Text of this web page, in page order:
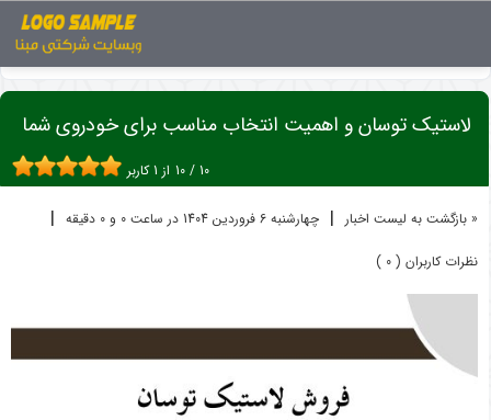
لاستیک توسان و اهمیت انتخاب مناسب برای خ ...
لاستیک توسان و اهمیت انتخاب مناسب برای خودروی شما
10 / 10 از 1کاربر
« بازگشت به لیست اخبار | چهارشنبه 6 فروردين 1404 در ساعت 0 و 0 دقیقه |
نظرات کاربران ( 0 )